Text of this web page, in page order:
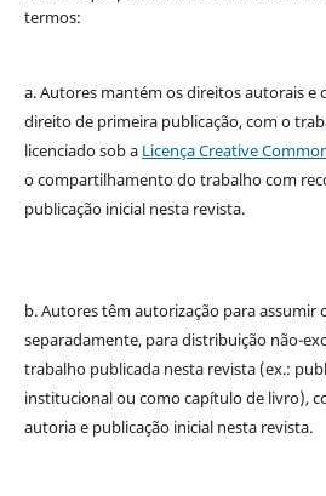
termos:
a. Autores mantém os direitos autorais e
direito de primeira publicação, com o
licenciado sob a Licença Creative
o compartilhamento do trabalho com
publicação inicial nesta revista.
b. Autores têm autorização para assumir
separadamente, para distribuição não-
trabalho publicada nesta revista (ex.:
institucional ou como capítulo de livro),
autoria e publicação inicial nesta revista.